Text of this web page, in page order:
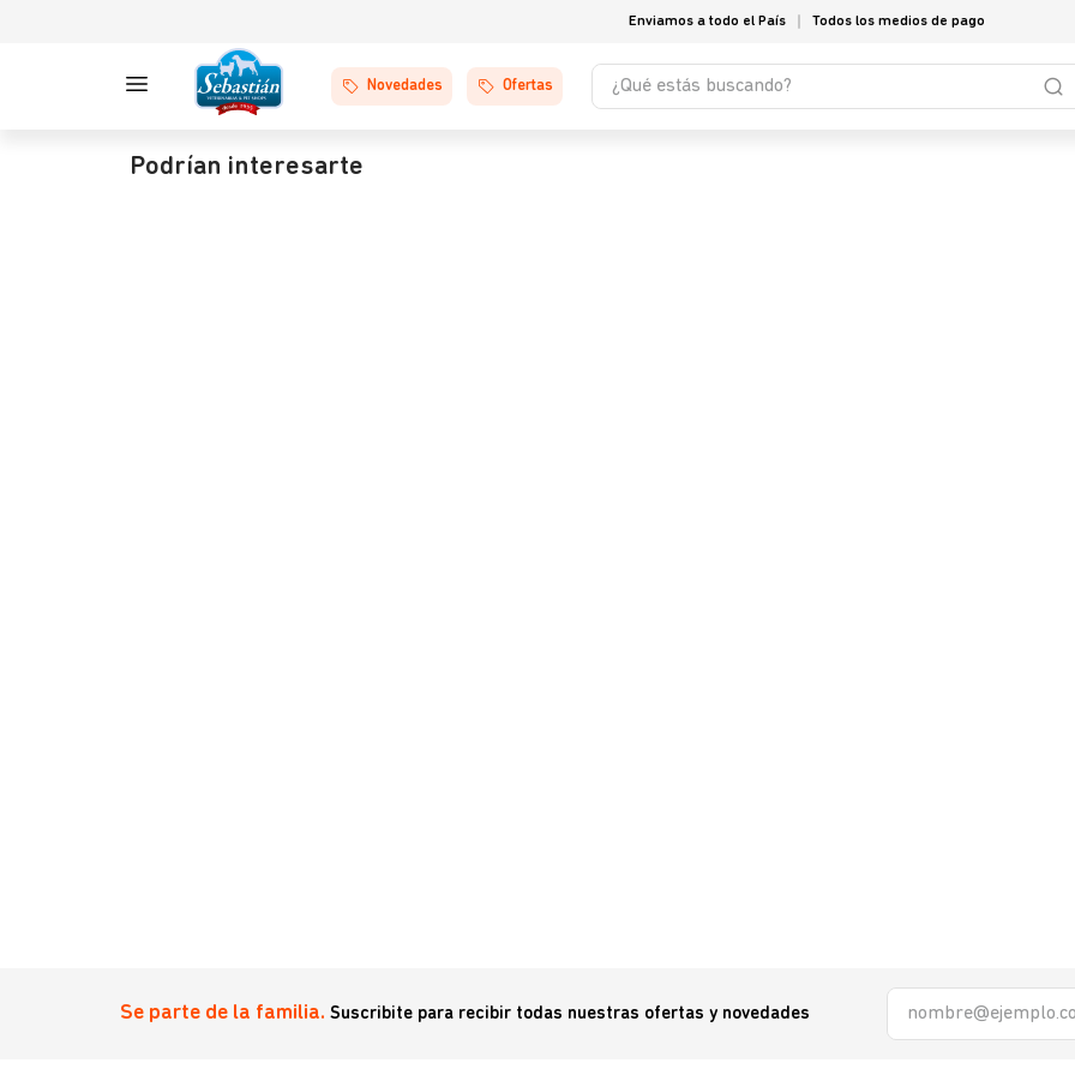
Enviamos a todo el País Todos los medios de pago
Novedades Ofertas
¿Qué estás buscando?
Podrían interesarte
Se parte de la familia. Suscribite para recibir todas nuestras ofertas y novedades